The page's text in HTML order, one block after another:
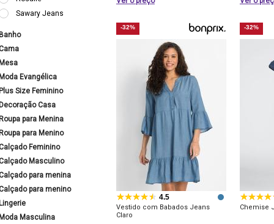
Sawary Jeans
Evangélica
Size Feminino
Casa
para Menina
para Menino
Feminino
Masculino
para menina
para menino
Masculina
-32%
4.5
Vestido com Babados Jeans
Claro
-32%
Chemise